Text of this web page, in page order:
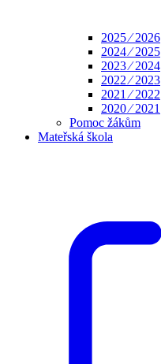
2025 ⁄ 2026
2024 ⁄ 2025
2023 ⁄ 2024
2022 ⁄ 2023
2021 ⁄ 2022
2020 ⁄ 2021
Pomoc žákům
Mateřská škola